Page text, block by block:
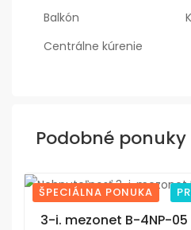
Balkón
Centrálne kúrenie
Podobné ponuky
ŠPECIÁLNA PONUKA
14
3-i. mezonet B-4NP-05